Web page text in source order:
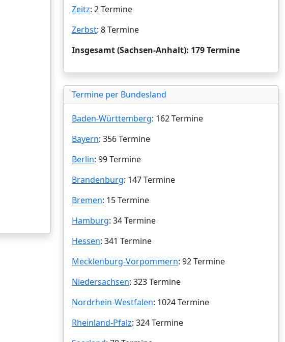
Zeitz: 2 Termine
Zerbst: 8 Termine
Insgesamt (Sachsen-Anhalt): 179 Termine
Termine per Bundesland
Baden-Württemberg: 162 Termine
Bayern: 356 Termine
Berlin: 99 Termine
Brandenburg: 147 Termine
Bremen: 15 Termine
Hamburg: 34 Termine
Hessen: 341 Termine
Mecklenburg-Vorpommern: 92 Termine
Niedersachsen: 323 Termine
Nordrhein-Westfalen: 1024 Termine
Rheinland-Pfalz: 324 Termine